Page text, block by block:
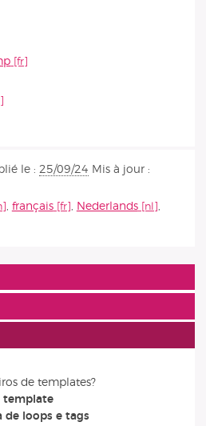
le : 25/09/24 Mis à jour :
, français , Nederlands
,
de templates?
template
de loops e tags